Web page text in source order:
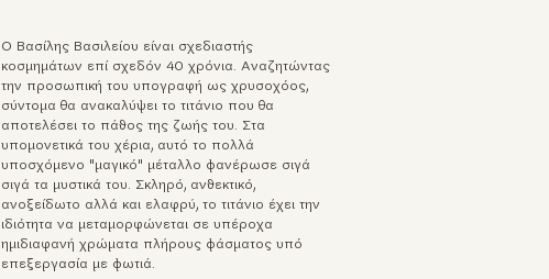
Ο Βασίλης Βασιλείου είναι σχεδιαστής
κοσμημάτων επί σχεδόν 40 χρόνια. Αναζητώντας
την προσωπική του υπογραφή ως χρυσοχόος,
σύντομα θα ανακαλύψει το τιτάνιο που θα
αποτελέσει το πάθος της ζωής του. Στα
υπομονετικά του χέρια, αυτό το πολλά
υποσχόμενο "μαγικό" μέταλλο φανέρωσε σιγά
σιγά τα μυστικά του. Σκληρό, ανθεκτικό,
ανοξείδωτο αλλά και ελαφρύ, το τιτάνιο έχει την
ιδιότητα να μεταμορφώνεται σε υπέροχα
ημιδιαφανή χρώματα πλήρους φάσματος υπό
επεξεργασία με φωτιά.